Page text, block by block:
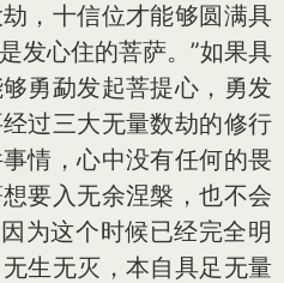
，十信位才能够圆满具
发心住的菩萨。”如果具
勇勐发起菩提心，勇发
过三大无量数劫的修行
情，心中没有任何的畏
要入无余涅槃，也不会
为这个时候已经完全明
生无灭，本自具足无量